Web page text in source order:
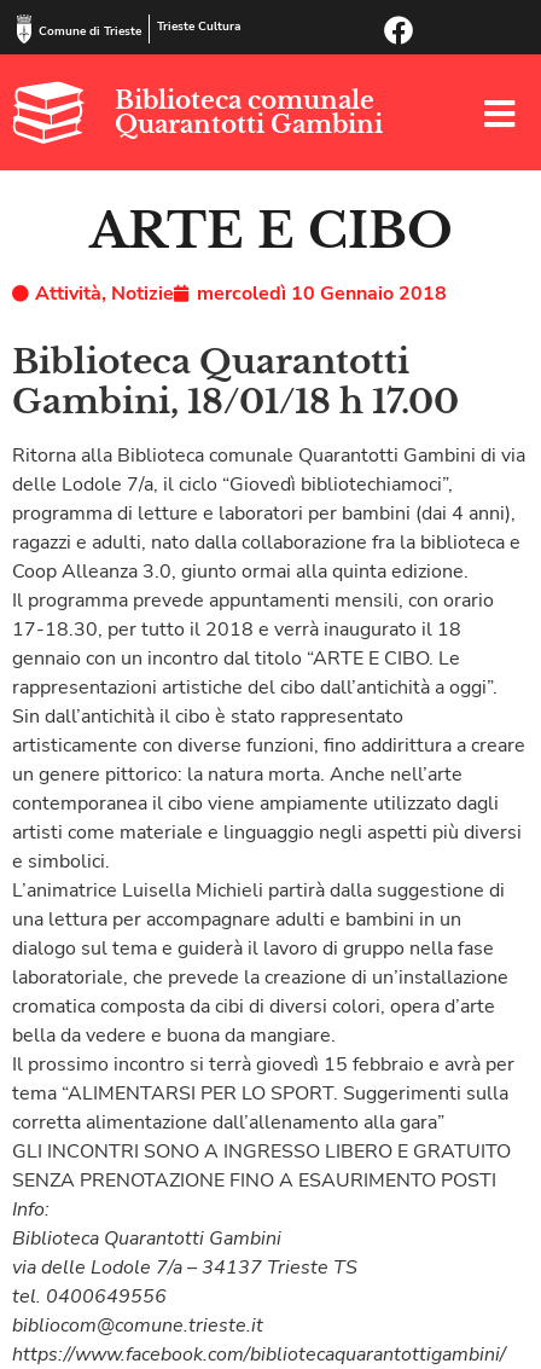
Comune di Trieste Trieste Cultura
Biblioteca comunale
Quarantotti Gambini
ARTE E CIBO
Attività, Notizie mercoledì 10 Gennaio 2018
Biblioteca Quarantotti
Gambini, 18/01/18 h 17.00
Ritorna alla Biblioteca comunale Quarantotti Gambini di via
delle Lodole 7/a, il ciclo “Giovedì bibliotechiamoci”,
programma di letture e laboratori per bambini (dai 4 anni),
ragazzi e adulti, nato dalla collaborazione fra la biblioteca e
Coop Alleanza 3.0, giunto ormai alla quinta edizione.
Il programma prevede appuntamenti mensili, con orario
17-18.30, per tutto il 2018 e verrà inaugurato il 18
gennaio con un incontro dal titolo “ARTE E CIBO. Le
rappresentazioni artistiche del cibo dall’antichità a oggi”.
Sin dall’antichità il cibo è stato rappresentato
artisticamente con diverse funzioni, fino addirittura a creare
un genere pittorico: la natura morta. Anche nell’arte
contemporanea il cibo viene ampiamente utilizzato dagli
artisti come materiale e linguaggio negli aspetti più diversi
e simbolici.
L’animatrice Luisella Michieli partirà dalla suggestione di
una lettura per accompagnare adulti e bambini in un
dialogo sul tema e guiderà il lavoro di gruppo nella fase
laboratoriale, che prevede la creazione di un’installazione
cromatica composta da cibi di diversi colori, opera d’arte
bella da vedere e buona da mangiare.
Il prossimo incontro si terrà giovedì 15 febbraio e avrà per
tema “ALIMENTARSI PER LO SPORT. Suggerimenti sulla
corretta alimentazione dall’allenamento alla gara”
GLI INCONTRI SONO A INGRESSO LIBERO E GRATUITO
SENZA PRENOTAZIONE FINO A ESAURIMENTO POSTI
Info:
Biblioteca Quarantotti Gambini
via delle Lodole 7/a – 34137 Trieste TS
tel. 0400649556
bibliocom@comune.trieste.it
https://www.facebook.com/bibliotecaquarantottigambini/